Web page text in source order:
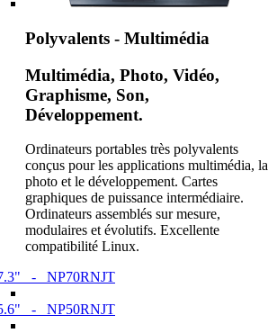
Polyvalents - Multimédia
Multimédia, Photo, Vidéo,
Graphisme, Son,
Développement.
Ordinateurs portables très polyvalents
conçus pour les applications multimédia, la
photo et le développement. Cartes
graphiques de puissance intermédiaire.
Ordinateurs assemblés sur mesure,
modulaires et évolutifs. Excellente
compatibilité Linux.
- NP70RNJT
- NP50RNJT